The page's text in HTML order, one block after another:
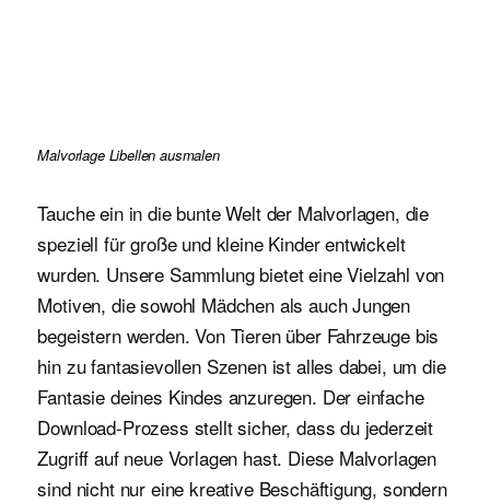
Malvorlage Libellen ausmalen
Tauche ein in die bunte Welt der Malvorlagen, die
speziell für große und kleine Kinder entwickelt
wurden. Unsere Sammlung bietet eine Vielzahl von
Motiven, die sowohl Mädchen als auch Jungen
begeistern werden. Von Tieren über Fahrzeuge bis
hin zu fantasievollen Szenen ist alles dabei, um die
Fantasie deines Kindes anzuregen. Der einfache
Download-Prozess stellt sicher, dass du jederzeit
Zugriff auf neue Vorlagen hast. Diese Malvorlagen
sind nicht nur eine kreative Beschäftigung, sondern